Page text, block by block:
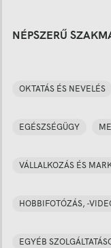
NÉPSZERŰ
OKTATÁS ÉS NEVELÉS
EGÉSZSÉGÜGY
VÁLLALKOZÁS ÉS
HOBBIFOTÓZÁS, -
EGYÉB